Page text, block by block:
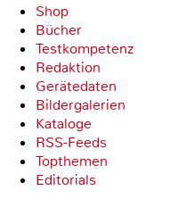
Shop
Bücher
Testkompetenz
Redaktion
Gerätedaten
Bildergalerien
Kataloge
RSS-Feeds
Topthemen
Editorials